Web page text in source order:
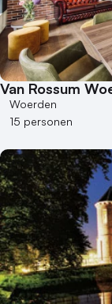
Van Rossum
Woerden
15 personen